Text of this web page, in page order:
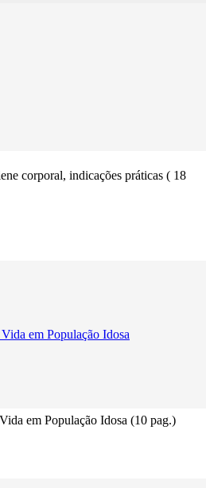
corporal, indicações práticas ( 18
em População Idosa
em População Idosa (10 pag.)